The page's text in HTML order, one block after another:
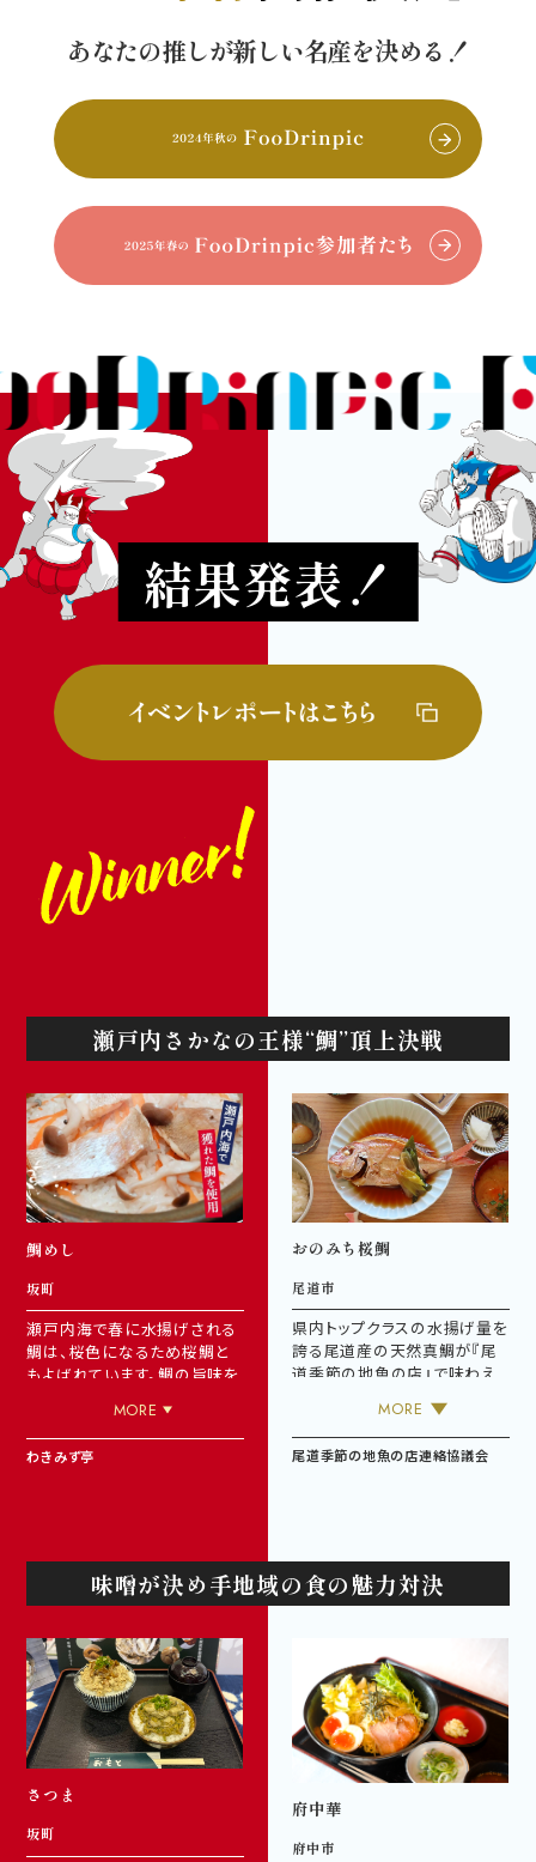
あなたの推しが新しい名産を決める！
結果発表！
瀬戸内さかなの王様“鯛”頂上決戦
鯛めし
坂町
瀬戸内海で春に水揚げされる
鯛は、桜色になるため桜鯛と
もよばれています。鯛の旨味を
エキスで作った鯛出汁醤油で、
鯛の身に下味をつけ、広島県
北のコシヒカリともち米をブレ
したものから出汁をとり、鯛め
しとして炊いています。
「鯛めし」が食べられるお店は
MORE
わきみず亭
おのみち桜鯛
尾道市
県内トップクラスの水揚げ量を
誇る尾道産の天然真鯛が『尾
道季節の地魚の店』で味わえ
ますが、春に獲れるものは「桜
鯛」と呼ばれ、見た目の鮮やか
さもさることながら、脂が乗り
お店はこちら（尾道季節の地魚
の店）
MORE
尾道季節の地魚の店連絡協議会
味噌が決め手地域の食の魅力対決
さつま
坂町
府中華
府中市